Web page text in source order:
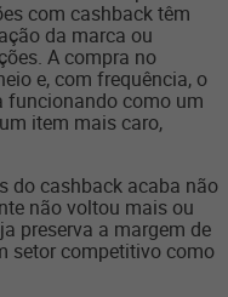
com cashback têm
da marca ou
A compra no
e, com frequência, o
funcionando como um
item mais caro,
do cashback acaba não
não voltou mais ou
preserva a margem de
setor competitivo como